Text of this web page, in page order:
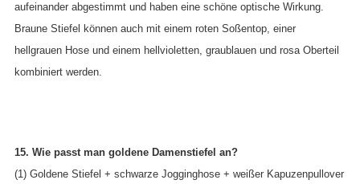
aufeinander abgestimmt und haben eine schöne optische Wirkung.
Braune Stiefel können auch mit einem roten Soßentop, einer
hellgrauen Hose und einem hellvioletten, graublauen und rosa Oberteil
kombiniert werden.
15. Wie passt man goldene Damenstiefel an?
(1) Goldene Stiefel + schwarze Jogginghose + weißer Kapuzenpullover